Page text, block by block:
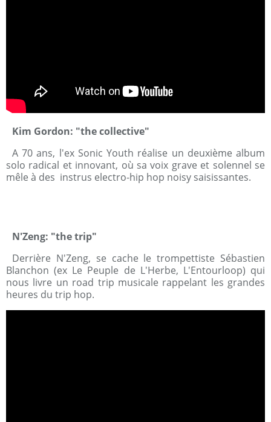
Kim Gordon: "the collective"
A 70 ans, l'ex Sonic Youth réalise un deuxième album
solo radical et innovant, où sa voix grave et solennel se
mêle à des instrus electro-hip hop noisy saisissantes.
N'Zeng: "the trip"
Derrière N'Zeng, se cache le trompettiste Sébastien
Blanchon (ex Le Peuple de L'Herbe, L'Entourloop) qui
nous livre un road trip musicale rappelant les grandes
heures du trip hop.